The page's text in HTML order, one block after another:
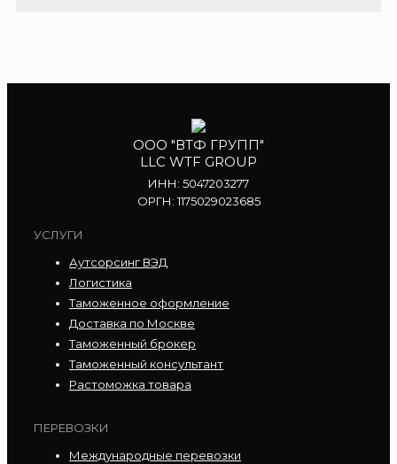
ООО "ВТФ ГРУПП"
LLC WTF GROUP
ИНН: 5047203277
ОРГН: 1175029023685
УСЛУГИ
Аутсорсинг ВЭД
Логистика
Таможенное оформление
Доставка по Москве
Таможенный брокер
Таможенный консультант
Растоможка товара
ПЕРЕВОЗКИ
Международные перевозки